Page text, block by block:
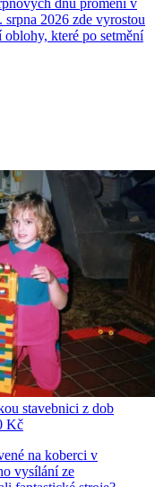
2026 zde vyrostou
které po setmění
stavebnici z dob
Kč
na koberci v
vysílání ze